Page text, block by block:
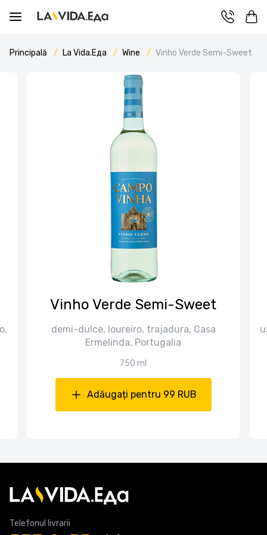
Principală La Vida.Еда Wine Vinho Verde Semi-Sweet
Vinho Verde Semi-Sweet
demi-dulce, loureiro, trajadura, Casa
Ermelinda, Portugalia
750 ml
Adăugați pentru 99 RUB
Telefonul livrarii